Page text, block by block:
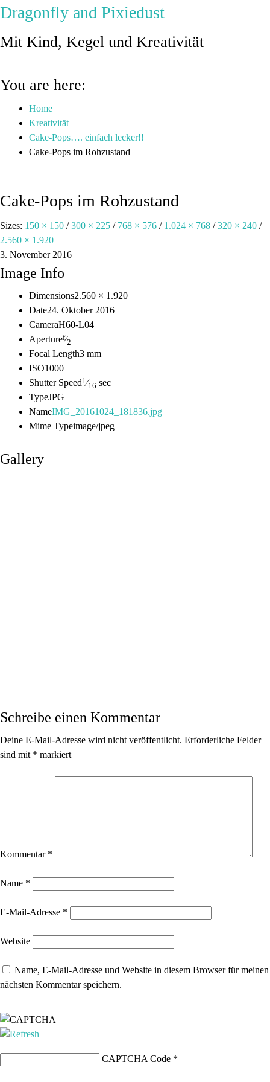
Dragonfly and Pixiedust
Mit Kind, Kegel und Kreativität
You are here:
Home
Kreativität
Cake-Pops…. einfach lecker!!
Cake-Pops im Rohzustand
Cake-Pops im Rohzustand
Sizes: 150 × 150 / 300 × 225 / 768 × 576 / 1.024 × 768 / 320 × 240 /
2.560 × 1.920
3. November 2016
Image Info
Dimensions2.560 × 1.920
Date24. Oktober 2016
CameraH60-L04
Aperturef⁄2
Focal Length3 mm
ISO1000
Shutter Speed1⁄16 sec
TypeJPG
NameIMG_20161024_181836.jpg
Mime Typeimage/jpeg
Gallery
Schreibe einen Kommentar
Deine E-Mail-Adresse wird nicht veröffentlicht. Erforderliche Felder
sind mit * markiert
Kommentar *
Name *
E-Mail-Adresse *
Website
Name, E-Mail-Adresse und Website in diesem Browser für meinen
nächsten Kommentar speichern.
CAPTCHA Code *